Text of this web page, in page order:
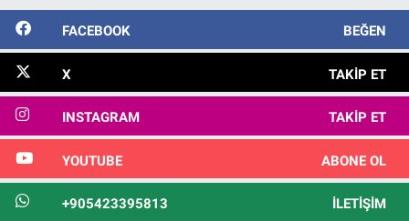
FACEBOOK BEĞEN
X TAKIP ET
INSTAGRAM TAKIP ET
YOUTUBE ABONE OL
+905423395813 İLETIŞIM